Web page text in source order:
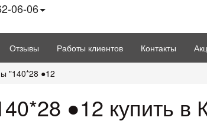
06-06
Отзывы Работы клиентов Контакты
"140*28 ●12
●12 купить в